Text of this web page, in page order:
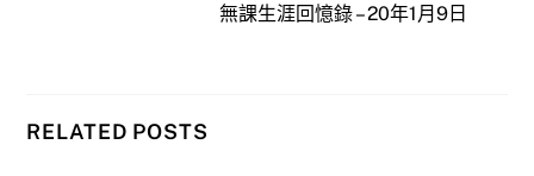
無課生涯回憶錄 – 20年1月9日
RELATED POSTS